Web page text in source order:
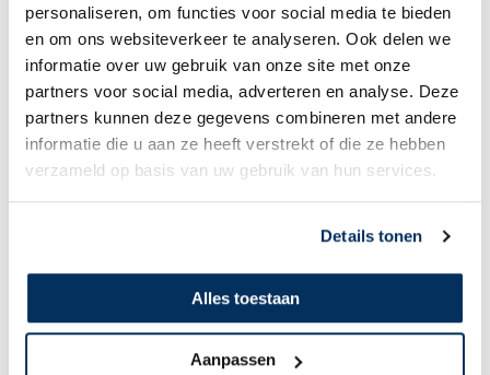
personaliseren, om functies voor social media te bieden
en om ons websiteverkeer te analyseren. Ook delen we
informatie over uw gebruik van onze site met onze
partners voor social media, adverteren en analyse. Deze
partners kunnen deze gegevens combineren met andere
informatie die u aan ze heeft verstrekt of die ze hebben
verzameld op basis van uw gebruik van hun services.
Details tonen
Alles toestaan
Aanpassen